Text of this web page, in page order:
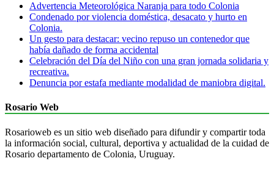
Advertencia Meteorológica Naranja para todo Colonia
Condenado por violencia doméstica, desacato y hurto en
Colonia.
Un gesto para destacar: vecino repuso un contenedor que
había dañado de forma accidental
Celebración del Día del Niño con una gran jornada solidaria y
recreativa.
Denuncia por estafa mediante modalidad de maniobra digital.
Rosario Web
Rosarioweb es un sitio web diseñado para difundir y compartir toda
la información social, cultural, deportiva y actualidad de la cuidad de
Rosario departamento de Colonia, Uruguay.